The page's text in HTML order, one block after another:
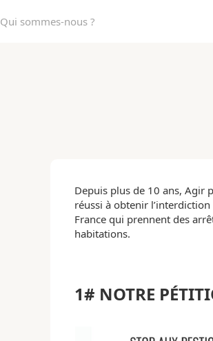
Qui sommes-nous ?
Depuis plus de 10 ans, Agir
réussi à obtenir
France qui prennent des
habitations.
1# NOTRE